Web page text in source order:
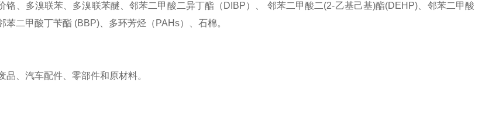
铬、多溴联苯、多溴联苯醚、邻苯二甲酸二异丁酯（DIBP）、 邻苯二甲酸二(2-乙基己基)酯(DEHP)、邻苯二甲酸
苯二甲酸丁苄酯 (BBP)、多环芳烃（PAHs）、石棉。
品、汽车配件、零部件和原材料。